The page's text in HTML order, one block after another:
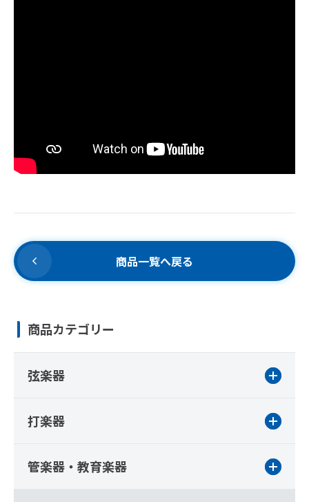
商品一覧へ戻る
商品カテゴリー
弦楽器
打楽器
管楽器・教育楽器